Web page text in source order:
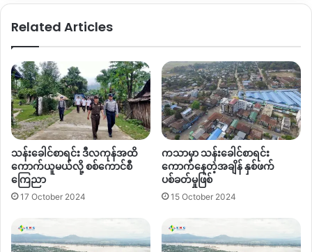
and Democracy Party of Kachin State) စသည့် ပါတီ (၃)ခုက
၎င်းတို့ပါတီကို ဖျက်သိမ်းပြီး ကချင်ပြည်နယ်ပြည်သူ့ပါတီ (KSPP)
ကို ၂၀၁၈၊ နှစ်ကုန်ပိုင်းတွင် ဖွဲ့စည်းခဲ့ခြင်းဖြစ်သည်။
ယခုနှစ် ဇွန်လတွင် KSPP ကို ပြည်ထောင်စုရွေးကောက်ပွဲကော်မရှင်
မှ တရားဝင် နိုင်ငံရေးပါတီအဖြစ် အသိအမှတ်ပြုပေးခဲ့သည်။
သို့သော်လည်း ရွေးကောက်ပွဲမတိုင်မီ နောက်ဆုံးအချိန်ထိ ကျန်
ကချင်ပါတီများလည်း ပေါင်းစည်းလာမည်ကို စောင့်ဆိုင်းနေခြင်း
ကြောင့် KSPP ပါတီပေါ်လစီကို တရားဝင် လူသိရှင်ကြား
ထုတ်ပြန်ကြေညာခြင်း မရှိသေးကြောင်း ပါတီခေါင်းဆောင်များ ဆို
ယခုချိန်ထိ မပေါင်းစည်းရသေးသော ကချင်ပါတီ (၄)ပါတီရှိနေပြီး
Related Articles
သန်းခေါင်စာရင်း ဒီလကုန်အထိ
ကောက်ယူမယ်လို့ စစ်ကောင်စီ
ကြေညာ
17 October 2024
ကသာမှာ သန်းခေါင်စာရင်း
ကောက်နေတဲ့အချိန် နှစ်ဖက်
ပစ်ခတ်မှုဖြစ်
15 October 2024